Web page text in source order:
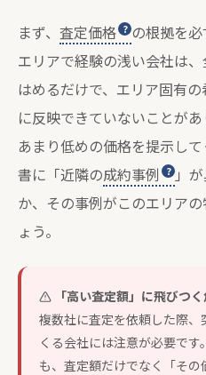
まず、 査定価格
の根拠を
エリアで経験の浅い会社は
はめるだけで、エリア固有
に反映できていないことが
あまり低めの価格を提示し
書に「近隣の成約事例
」
か、その事例がこのエリア
ょう。
「高い査定額」に飛びつ
複数社に査定を依頼した際
くる会社には注意が必要です。
も、査定額だけでなく「そ